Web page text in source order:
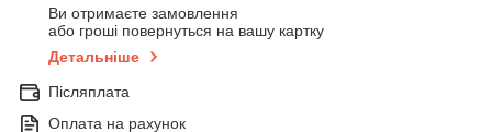
Ви отримаєте замовлення
або гроші повернуться на вашу картку
Детальніше
Післяплата
Оплата на рахунок